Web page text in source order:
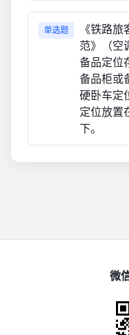
单选题
《铁路
范》（空
备品定位
备品柜或
硬卧车定
定位放置
下。
微